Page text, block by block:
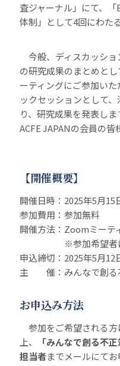
査ジャーナル」にて、
体制」として4回にわた
今般、ディスカッショ
の研究成果のまとめと
ーティングにご参加い
ックセッションとして
り、研究成果を発表しま
ACFE JAPANの会員の皆
【開催概要】
開催日時：2025年5月
参加費用：参加無料
開催方法：Zoomミーテ
※参加希望者に
申込締切：2025年5月12
主 催：みんなで創る
お申込み方法
参加をご希望される方
上、
「みんなで創る不
担当者までメールにてお